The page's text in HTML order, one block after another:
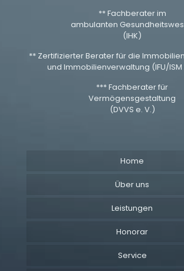
** Fachberater im
ambulanten
(IHK)
** Zertifizierter Berater für die
und Immobilienverwaltung (IFU/
*** Fachberater für
Vermögensgestaltung
(DVVS e. V.)
Home
Über uns
Leistungen
Honorar
Service